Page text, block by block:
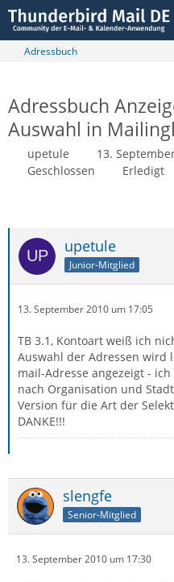
Adressbuch
Adressbuch
Auswahl in
upetule
13.
Geschlossen
Erledigt
upetule
Junior-Mitglied
13. September 2010 um 17:05
TB 3.1, Kontoart weiß ich
Auswahl der Adressen wird
mail-Adresse angezeigt -
nach Organisation und
Version für die Art der
DANKE!!!
slengfe
Senior-Mitglied
13. September 2010 um 17:30